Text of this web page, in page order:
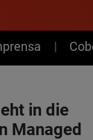
in die
Managed